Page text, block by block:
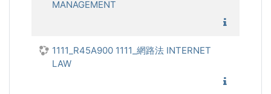
MANAGEMENT
1111_R45A900 1111_網路法 INTERNET
LAW